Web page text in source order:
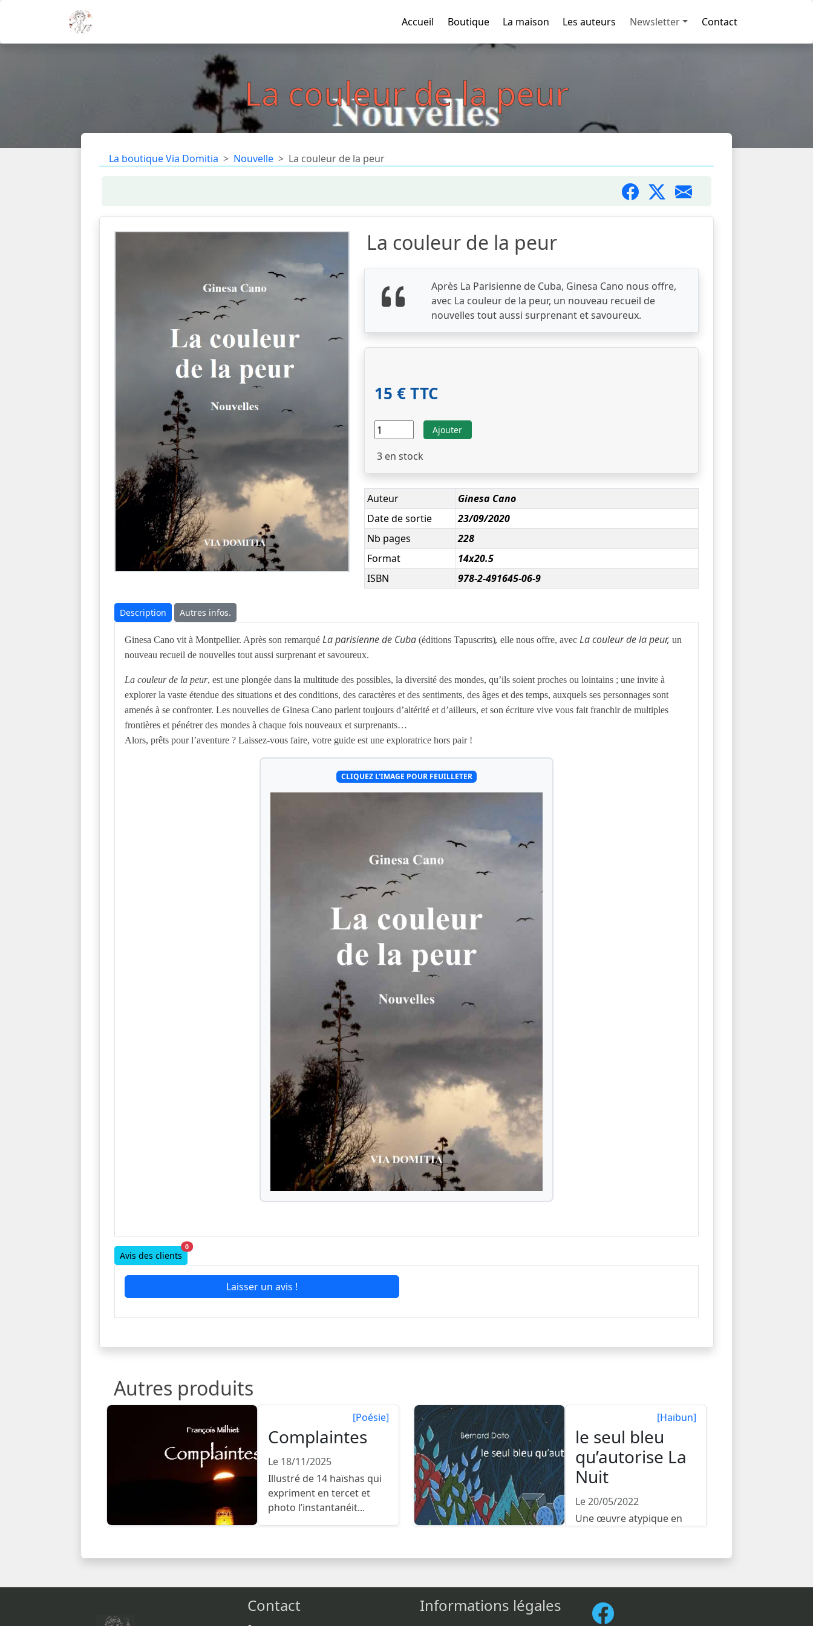
Accueil Boutique La maison Les auteurs Newsletter Contact
La couleur de la peur
La boutique Via Domitia Nouvelle La couleur de la peur
La couleur de la peur
Après La Parisienne de Cuba, Ginesa Cano nous offre,
avec La couleur de la peur, un nouveau recueil de
nouvelles tout aussi surprenant et savoureux.
15 € TTC
Ajouter
3en stock
Auteur
Ginesa Cano
Date de sortie
23/09/2020
Nb pages
228
Format
14x20.5
ISBN
978-2-491645-06-9
Description Autres infos.
Ginesa Cano vit à Montpellier. Après son remarqué La parisienne de Cuba(éditions Tapuscrits),elle nous offre, avec La couleur de la peur, un
nouveau recueil de nouvelles tout aussi surprenant et savoureux.
La couleur de la peur, est une plongée dans la multitude des possibles, la diversité des mondes, qu’ils soient proches ou lointains ; une invite à
explorer la vaste étendue des situations et des conditions, des caractères et des sentiments, des âges et des temps, auxquels ses personnages sont
amenés à se confronter. Les nouvelles de Ginesa Cano parlent toujours d’altérité et d’ailleurs, et son écriture vive vous fait franchir de multiples
frontières et pénétrer des mondes à chaque fois nouveaux et surprenants…
Alors, prêts pour l’aventure ? Laissez-vous faire, votre guide est une exploratrice hors pair !
CLIQUEZ L'IMAGE POUR FEUILLETER
Avis des clients
0
Laisser un avis !
Autres produits
[Poésie]
Complaintes
Le 18/11/2025
Illustré de 14 haïshas qui
expriment en tercet et
photo l’instantanéit...
[Haïbun]
le seul bleu
qu’autorise La
Nuit
Le 20/05/2022
Une œuvre atypique en
Contact Informations légales